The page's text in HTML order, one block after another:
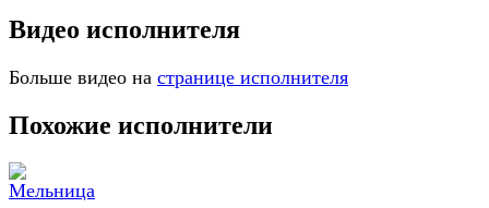
Видео исполнителя
Больше видео на странице исполнителя
Похожие исполнители